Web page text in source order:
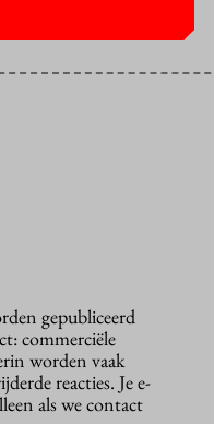
gepubliceerd
commerciële
worden vaak
reacties. Je e-
als we contact